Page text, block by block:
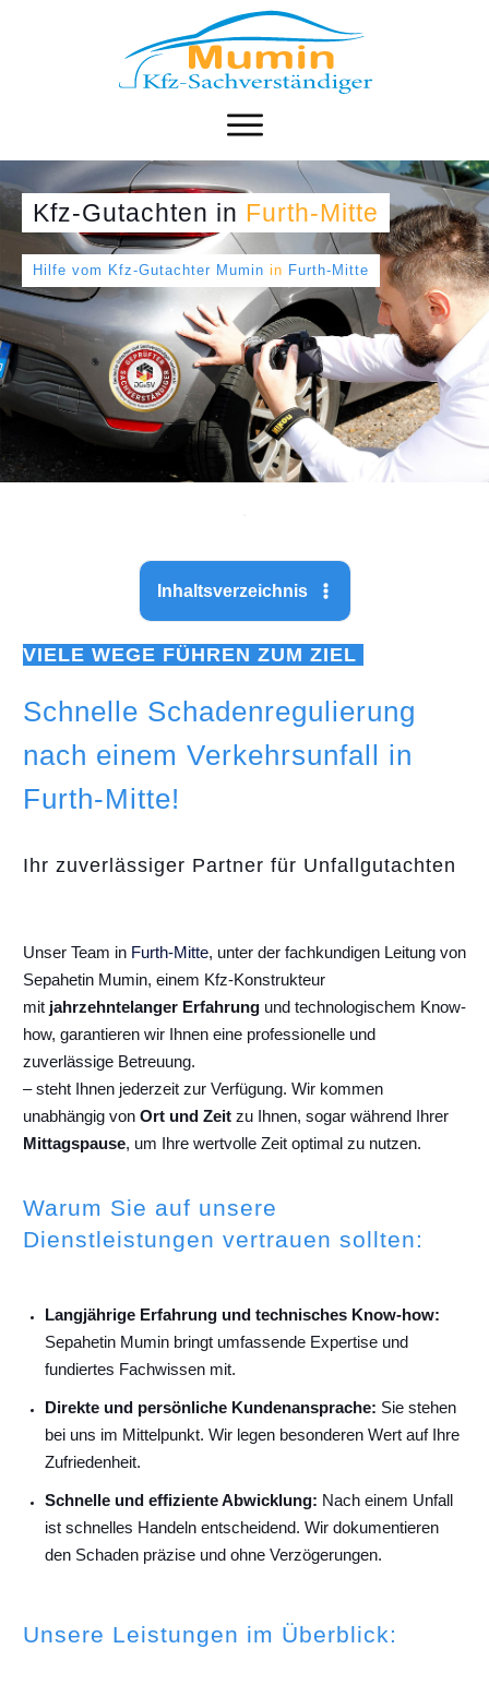
Kfz-Gutachten in Furth-Mitte
Hilfe vom Kfz-Gutachter Mumin in Furth-Mitte
Inhaltsverzeichnis
VIELE WEGE FÜHREN ZUM ZIEL
Schnelle Schadenregulierung
nach einem Verkehrsunfall in
Furth-Mitte!
Ihr zuverlässiger Partner für Unfallgutachten
Unser Team in Furth-Mitte, unter der fachkundigen Leitung von
Sepahetin Mumin, einem Kfz-Konstrukteur
mit jahrzehntelanger Erfahrung und technologischem Know-
how, garantieren wir Ihnen eine professionelle und
zuverlässige Betreuung.
– steht Ihnen jederzeit zur Verfügung. Wir kommen
unabhängig von Ort und Zeit zu Ihnen, sogar während Ihrer
Mittagspause, um Ihre wertvolle Zeit optimal zu nutzen.
Warum Sie auf unsere
Dienstleistungen vertrauen sollten:
Langjährige Erfahrung und technisches Know-how:
Sepahetin Mumin bringt umfassende Expertise und
fundiertes Fachwissen mit.
Direkte und persönliche Kundenansprache: Sie stehen
bei uns im Mittelpunkt. Wir legen besonderen Wert auf Ihre
Zufriedenheit.
Schnelle und effiziente Abwicklung: Nach einem Unfall
ist schnelles Handeln entscheidend. Wir dokumentieren
den Schaden präzise und ohne Verzögerungen.
Unsere Leistungen im Überblick: